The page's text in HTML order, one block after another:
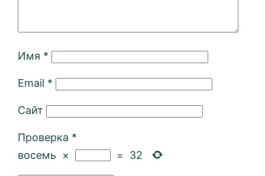
Имя *
Email *
Сайт
Проверка *
восемь
× = 32